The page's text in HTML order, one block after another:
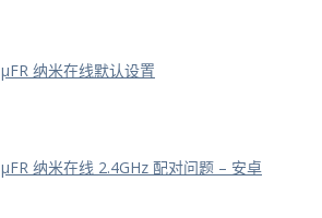
μFR 纳米在线默认设置
μFR 纳米在线 2.4GHz 配对问题 – 安卓